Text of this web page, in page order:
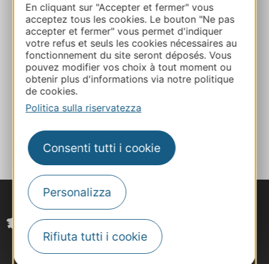
En cliquant sur "Accepter et fermer" vous
acceptez tous les cookies. Le bouton "Ne pas
accepter et fermer" vous permet d'indiquer
votre refus et seuls les cookies nécessaires au
fonctionnement du site seront déposés. Vous
pouvez modifier vos choix à tout moment ou
obtenir plus d'informations via notre politique
de cookies.
Politica sulla riservatezza
Consenti tutti i cookie
Personalizza
Rifiuta tutti i cookie
05 63 58 03 42
E-mail
Sito web
AL TACCUINO